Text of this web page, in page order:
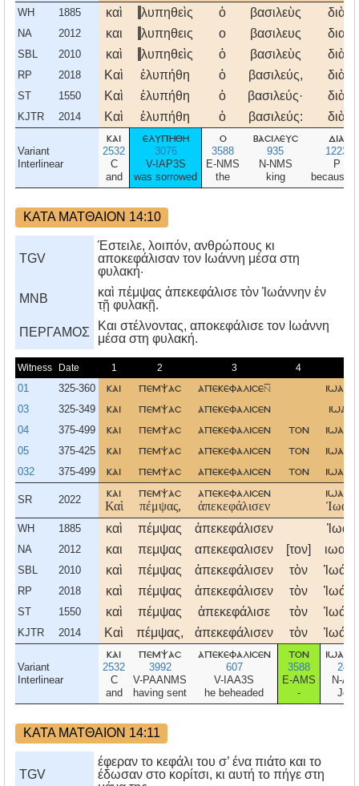
WH 1885 καὶ λυπηθεὶς ὁ βασιλεὺς διὰ
NA 2012 και λυπηθεις ο βασιλευς δια
SBL 2010 καὶ λυπηθεὶς ὁ βασιλεὺς διὰ
RP 2018 Καὶ ἐλυπήθη ὁ βασιλεύς, διὰ
ST 1550 Καὶ ἐλυπήθη ὁ βασιλεύς· διὰ
KJTR 2014 Καὶ ἐλυπήθη ὁ βασιλεύς: διὰ
Variant
Interlinear
και
2532
C
and
ελυπηθη
3076
V-IAP3S
was sorrowed
ο
3588
E-NMS
the
βασιλευσ
935
N-NMS
king
δια
1223
P
because
ΚΑΤΑ ΜΑΤΘΑΙΟΝ 14:10
TGV
Έστειλε, λοιπόν, ανθρώπους κι
αποκεφάλισαν τον Ιωάννη μέσα στη
φυλακή·
MNB
καὶ πέμψας ἀπεκεφάλισε τὸν Ἰωάννην ἐν
τῇ φυλακῇ.
ΠΕΡΓΑΜΟΣ
Kαι στέλνοντας, αποκεφάλισε τον Iωάννη
μέσα στη φυλακή.
Witness Date 1 2 3 4
01 325-360 και πεμψασ απεκεφαλισε
03 325-349 και πεμψασ απεκεφαλισεν
04 375-499 και πεμψασ απεκεφαλισεν τον
05 375-425 και πεμψασ απεκεφαλισεν τον
032 375-499 και πεμψασ απεκεφαλισεν τον
SR 2022
και
Καὶ
πεμψασ
πέμψας,
απεκεφαλισεν
ἀπεκεφάλισεν
WH 1885 καὶ πέμψας ἀπεκεφάλισεν
NA 2012 και πεμψας απεκεφαλισεν [τον]
SBL 2010 καὶ πέμψας ἀπεκεφάλισεν τὸν
RP 2018 καὶ πέμψας ἀπεκεφάλισεν τὸν
ST 1550 καὶ πέμψας ἀπεκεφάλισε τὸν
KJTR 2014 Καὶ πέμψας, ἀπεκεφάλισεν τὸν
Variant
Interlinear
και
2532
C
and
πεμψασ
3992
V-PAANMS
having sent
απεκεφαλισεν
607
V-IAA3S
he beheaded
τον
3588
E-AMS
-
2491
N-
John
ΚΑΤΑ ΜΑΤΘΑΙΟΝ 14:11
TGV
έφεραν το κεφάλι του σ’ ένα πιάτο και το
έδωσαν στο κορίτσι, κι αυτή το πήγε στη